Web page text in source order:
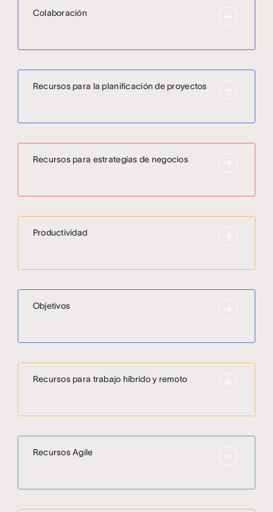
Colaboración
Recursos para la planificación de proyectos
Recursos para estrategias de negocios
Productividad
Objetivos
Recursos para trabajo híbrido y remoto
Recursos Agile